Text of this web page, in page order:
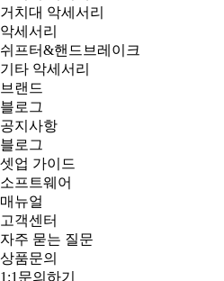
거치대 악세서리
악세서리
쉬프터&핸드브레이크
기타 악세서리
브랜드
블로그
공지사항
블로그
셋업 가이드
소프트웨어
매뉴얼
고객센터
자주 묻는 질문
상품문의
1:1문의하기